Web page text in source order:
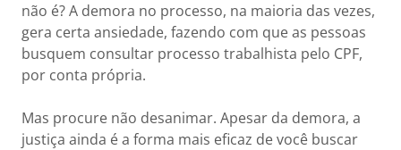
não é? A demora no processo, na maioria das vezes,
gera certa ansiedade, fazendo com que as pessoas
busquem consultar processo trabalhista pelo CPF,
por conta própria.
Mas procure não desanimar. Apesar da demora, a
justiça ainda é a forma mais eficaz de você buscar